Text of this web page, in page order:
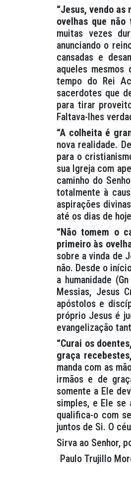
“Jesus, vendo
ovelhas que não
muitas vezes
anunciando o
cansadas e
aqueles mesmos
tempo do Rei
sacerdotes que
para tirar
Faltava-lhes
“A colheita é
nova realidade.
para o
sua Igreja com
caminho do
totalmente à
aspirações
até os dias de
“Não tomem o
primeiro às
sobre a vinda de
não. Desde o
a humanidade
Messias, Jesus
apóstolos e
próprio Jesus é
evangelização
“Curai os
graça
manda com as
irmãos e de
somente a Ele
simples, e Ele se
qualifica-o com
juntos de Si. O
Sirva ao Senhor,
Paulo Trujillo